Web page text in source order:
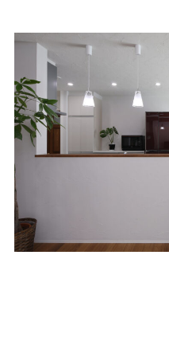
Topics
お知らせ
土地情報
コラム
スタッフブログ
吉田のブログ
リフォーム